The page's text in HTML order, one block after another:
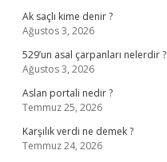
Ak saçlı kime denir ?
Ağustos 3, 2026
529’un asal çarpanları nelerdir ?
Ağustos 3, 2026
Aslan portali nedir ?
Temmuz 25, 2026
Karşılık verdi ne demek ?
Temmuz 24, 2026